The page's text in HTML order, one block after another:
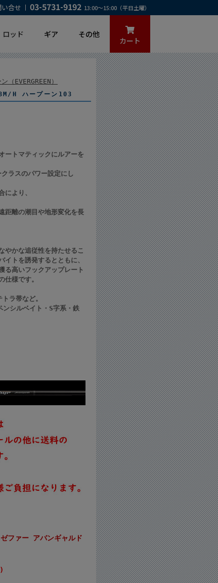
合せ 03-5731-9192 13:00～15:00（平日土曜）
ロッド ギア その他
カート
（EVERGREEN）
H ハープーン103
ートマティックにルアーを
ラスのパワー設定にし
により、
距離の潮目や地形変化を長
やかな追従性を持たせるこ
トを誘発するとともに、
る高いフックアップレート
様です。
ラ帯など。
シルベイト・S字系・鉄
ゼファー アバンギャルド